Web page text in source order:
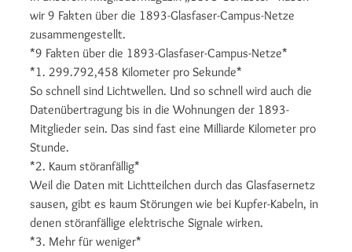
wir 9 Fakten über die 1893-Glasfaser-Campus-Netze
zusammengestellt.
*9 Fakten über die 1893-Glasfaser-Campus-Netze*
*1. 299.792,458 Kilometer pro Sekunde*
So schnell sind Lichtwellen. Und so schnell wird auch die
Datenübertragung bis in die Wohnungen der 1893-
Mitglieder sein. Das sind fast eine Milliarde Kilometer pro
Stunde.
*2. Kaum störanfällig*
Weil die Daten mit Lichtteilchen durch das Glasfasernetz
sausen, gibt es kaum Störungen wie bei Kupfer-Kabeln, in
denen störanfällige elektrische Signale wirken.
*3. Mehr für weniger*